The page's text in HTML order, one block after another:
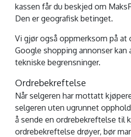
kassen får du beskjed om
Den er geografisk betinget.
Vi gjør også oppmerksom på
Google shopping annonser kan
tekniske begrensninger.
Ordrebekreftelse
Når selgeren har mottatt
selgeren uten ugrunnet
å sende en ordrebekreftelse til
ordrebekreftelse drøyer, bør